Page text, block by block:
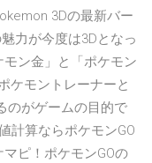
3Dの最新バー
力が今度は3Dとなっ
ン金」と「ポケモン
ケモントレーナーと
のがゲームの目的で
計算ならポケモンGO
ピ！ポケモンGOの